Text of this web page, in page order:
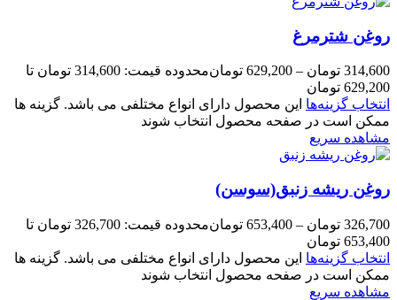
روغن شترمرغ
314,600 تومان –
629,200 تومان
محدوده قیمت: 314,600 تومان تا
629,200 تومان
انتخاب گزینه‌ها این محصول دارای انواع مختلفی می باشد. گزینه ها
ممکن است در صفحه محصول انتخاب شوند
مشاهده سریع
روغن ریشه زنبق(سوسن)
326,700 تومان –
653,400 تومان
محدوده قیمت: 326,700 تومان تا
653,400 تومان
انتخاب گزینه‌ها این محصول دارای انواع مختلفی می باشد. گزینه ها
ممکن است در صفحه محصول انتخاب شوند
مشاهده سریع